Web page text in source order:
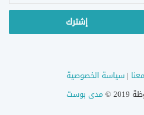
الإلكتروني
|سياسة الخصوصية
©
مدى بوست